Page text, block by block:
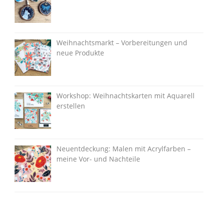
Weihnachtsmarkt – Vorbereitungen und
neue Produkte
Workshop: Weihnachtskarten mit Aquarell
erstellen
Neuentdeckung: Malen mit Acrylfarben –
meine Vor- und Nachteile